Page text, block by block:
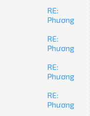
RE:
Phương
RE:
Phương
RE:
Phương
RE:
Phương